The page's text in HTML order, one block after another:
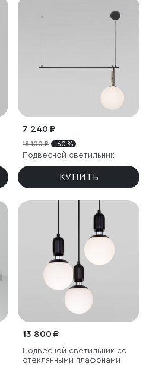
7 240 ₽
18 100 ₽ - 60 %
Подвесной светильник
КУПИТЬ
13 800 ₽
Подвесной светильник со
стеклянными плафонами